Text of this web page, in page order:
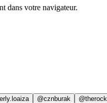
dans votre navigateur.
@cznburak @therock